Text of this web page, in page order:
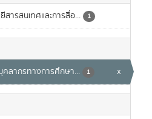
สารสนเทศและการสื่อ... 1
คลากรทางการศึกษา... 1 x